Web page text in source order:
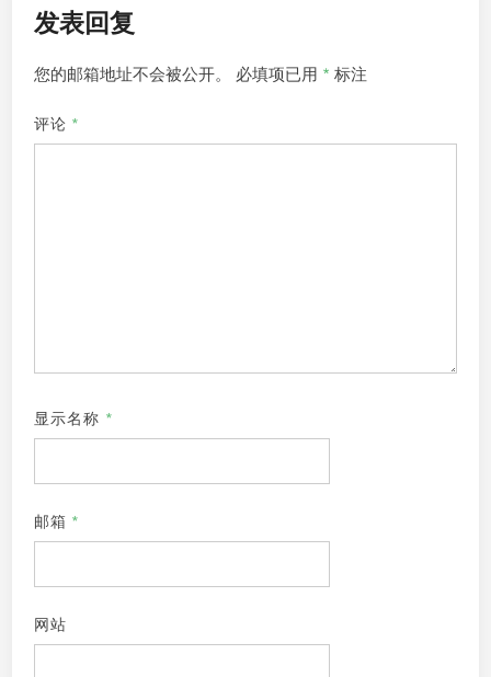
发表回复
您的邮箱地址不会被公开。 必填项已用 * 标注
评论 *
显示名称 *
邮箱 *
网站